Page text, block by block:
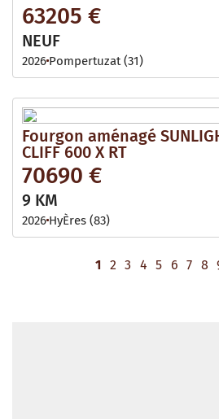
63205 €
NEUF
2026 Pompertuzat (31)
Fourgon aménagé
CLIFF 600 X RT
70690 €
9 KM
2026 HyÈres (83)
1 2 3 4 5 6 7 8